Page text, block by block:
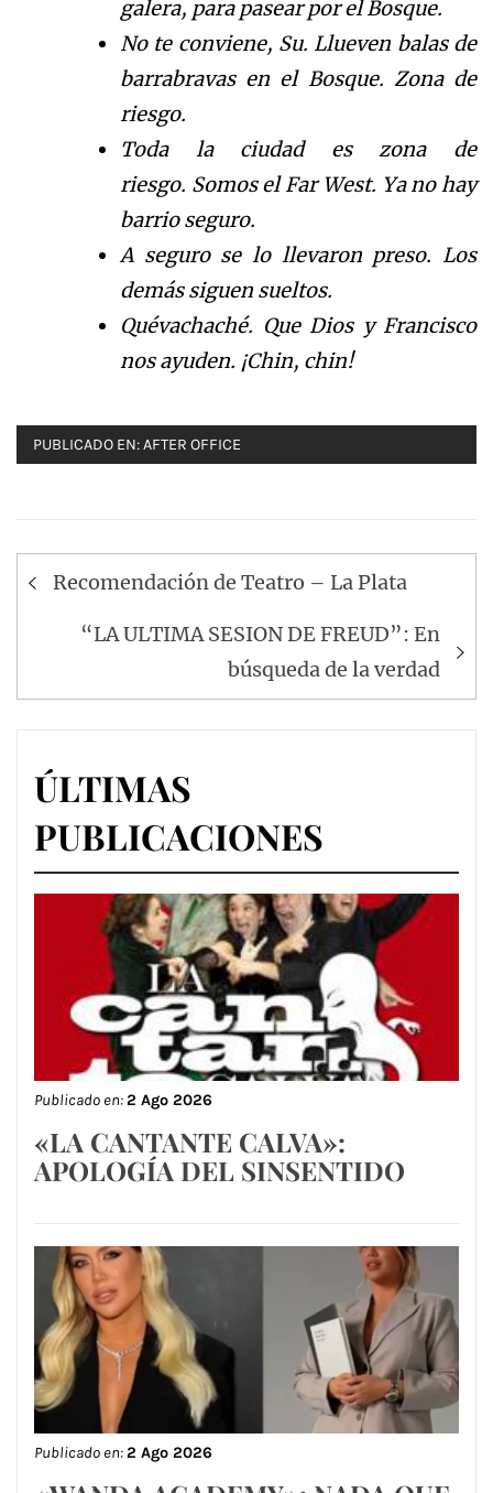
galera, para pasear por el Bosque.
No te conviene, Su. Llueven balas de
barrabravas en el Bosque. Zona de
riesgo.
Toda la ciudad es zona de
riesgo. Somos el Far West. Ya no hay
barrio seguro.
A seguro se lo llevaron preso. Los
demássiguen sueltos.
Quévachaché. Que Dios y Francisco
nos ayuden. ¡Chin, chin!
PUBLICADO EN:AFTER OFFICE
Navegación
entradas
Recomendación de Teatro – La Plata
“LA ULTIMA SESION DE FREUD”: En
búsqueda de la verdad
ÚLTIMAS
PUBLICACIONES
Publicado en:2 Ago 2026
«LA CANTANTE CALVA»:
APOLOGÍA DEL SINSENTIDO
Publicado en:2 Ago 2026